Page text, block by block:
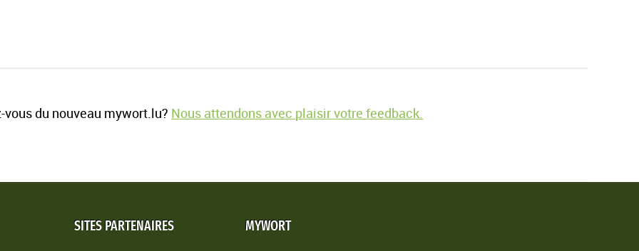
vous du nouveau mywort.lu? Nous attendons avec plaisir votre feedback.
SITES PARTENAIRES MYWORT